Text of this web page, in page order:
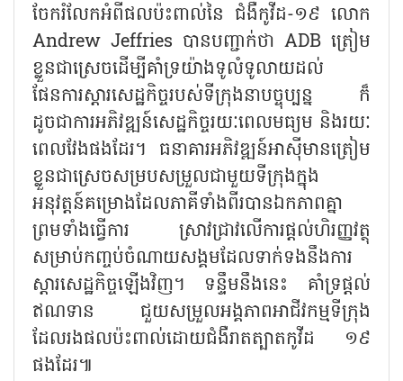
ចែករំលែកអំពីផលប៉ះពាល់នៃ ជំងឺកូវីដ-១៩ លោក
Andrew Jeffries បានបញ្ជាក់ថា ADB ត្រៀម
ខ្លួនជាស្រេចដើម្បីគាំទ្រយ៉ាងទូលំទូលាយដល់
ផែនការស្តារសេដ្ឋកិច្ចរបស់ទីក្រុងនាបច្ចុប្បន្ន ក៏
ដូចជាការអភិវឌ្ឍន៍សេដ្ឋកិច្ចរយៈពេលមធ្យម និងរយៈ
ពេលវែងផងដែរ។ ធនាគារអភិវឌ្ឍន៍អាស៊ីមានត្រៀម
ខ្លួនជាស្រេចសម្របសម្រួលជាមួយទីក្រុងក្នុង
អនុវត្តន៍គម្រោងដែលភាគីទាំងពីរបានឯកភាពគ្នា
ព្រមទាំងធ្វើការ ស្រាវជ្រាវលើការផ្តល់ហិរញ្ញវត្ថុ
សម្រាប់កញ្ចប់ចំណាយសង្គមដែលទាក់ទងនឹងការ
ស្ដារសេដ្ឋកិច្ចឡើងវិញ។ ទន្ទឹមនឹងនេះ គាំទ្រផ្តល់
ឥណទាន ជួយសម្រួលអង្គភាពអាជីវកម្មទីក្រុង
ដែលរងផលប៉ះពាល់ដោយជំងឺរាតត្បាតកូវីដ ១៩
ផងដែរ៕